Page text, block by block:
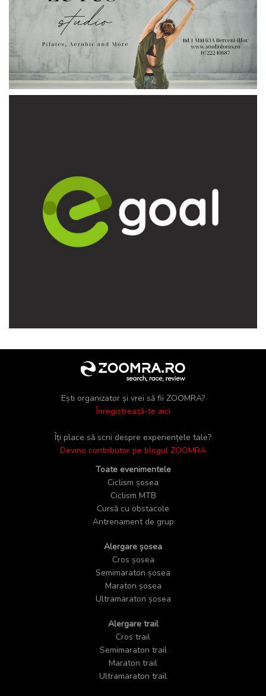
Ești organizator și vrei să fii ZOOMRA?
Înregistrează-te aici
Îți place să scrii despre experiențele tale?
Devino contributor pe blogul ZOOMRA
Toate evenimentele
Ciclism șosea
Ciclism MTB
Cursă cu obstacole
Antrenament de grup
Alergare șosea
Cros șosea
Semimaraton șosea
Maraton șosea
Ultramaraton șosea
Alergare trail
Cros trail
Semimaraton trail
Maraton trail
Ultramaraton trail